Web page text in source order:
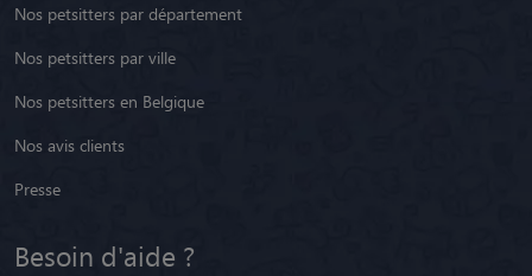
Nos petsitters par département
Nos petsitters par ville
Nos petsitters en Belgique
Nos avis clients
Presse
Besoin d'aide ?